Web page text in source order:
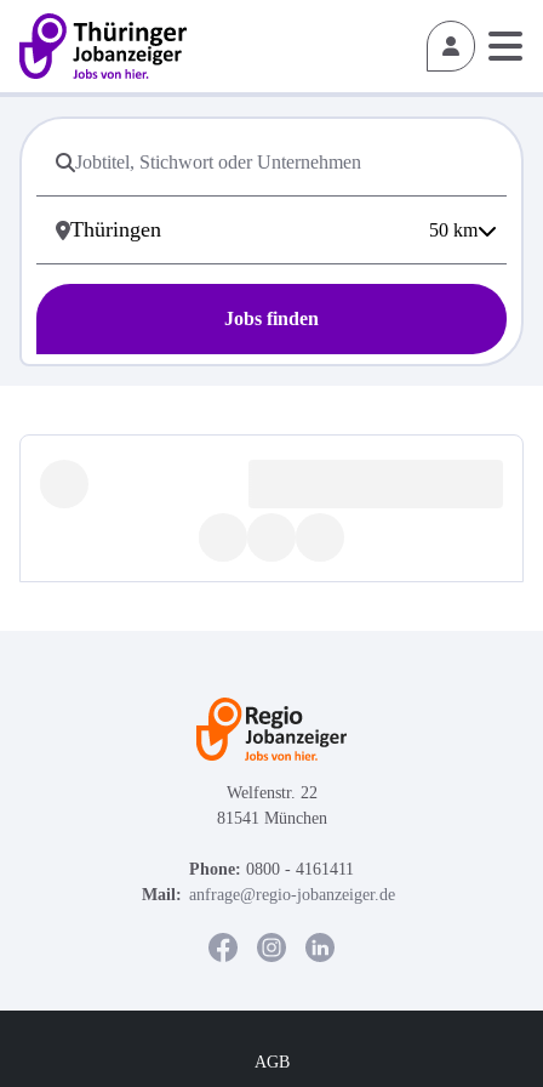
50 km
Jobs finden
Welfenstr. 22
81541 München
Phone: 0800 - 4161411
Mail: anfrage@regio-jobanzeiger.de
AGB